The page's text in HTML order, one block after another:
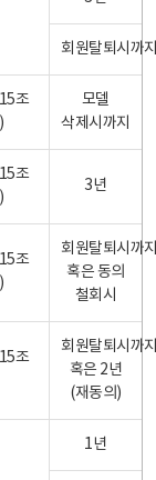
회원탈퇴시까
조
모델
삭제시까지
조
3년
조
회원탈퇴시까
혹은 동의
철회시
조
회원탈퇴시까
혹은 2년
(재동의)
1년